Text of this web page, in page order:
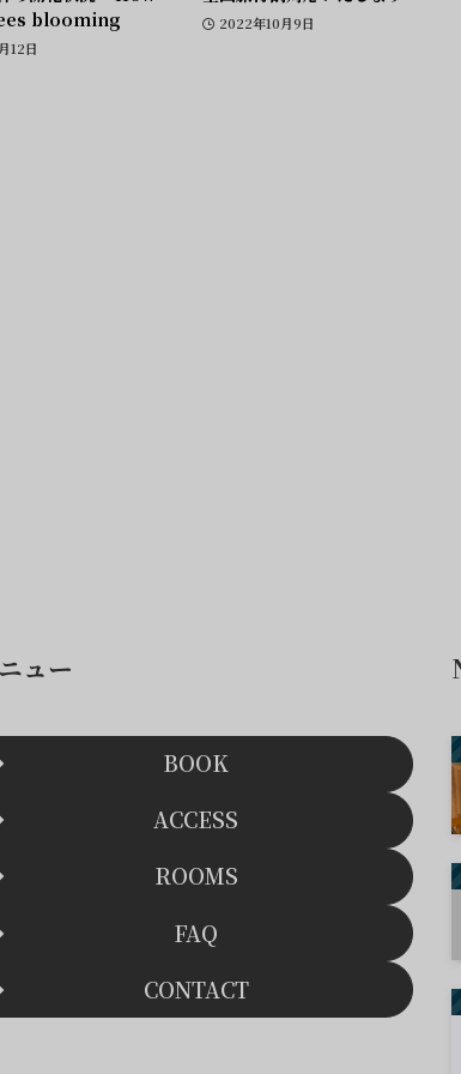
blooming
12日
2022年10月9日
ュー
BOOK
ACCESS
ROOMS
FAQ
CONTACT